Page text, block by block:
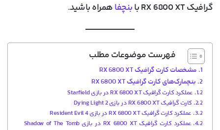
گرافیک RX 6800 XT با
بنچفاهمراه باشید.
فهرست موضوعات مطلب
مشخصات کارت گرافیک RX 6800 XT
بنچمارک‌های کارت گرافیک RX 6800 XT
عملکرد کارت گرافیک RX 6800 XT در بازی Starfield
کارت گرافیک RX 6800 XT در بازی Dying Light 2
عملکرد کارت گرافیک RX 6800 XT در بازی Resident Evil 4
عملکرد کارت گرافیک RX 6800 XT در بازی Shadow of The Tomb